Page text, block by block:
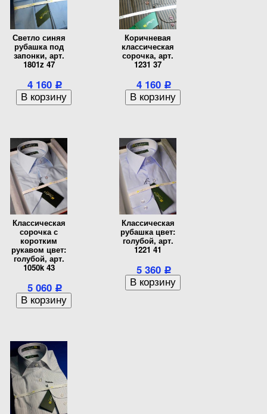
Светло синяя
рубашка под
запонки, арт.
1801z 47
4 160 Р
Коричневая
классическая
сорочка, арт.
1231 37
4 160 Р
Классическая
сорочка с
коротким
рукавом цвет:
голубой, арт.
1050k 43
5 060 Р
Классическая
рубашка цвет:
голубой, арт.
1221 41
5 360 Р